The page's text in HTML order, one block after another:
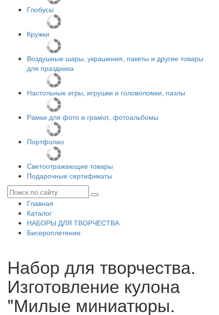
Глобусы
Кружки
Воздушные шары, украшения, пакеты и другие товары
для праздника
Настольные игры, игрушки и головоломки, пазлы
Рамки для фото и грамот, фотоальбомы
Портфолио
Светоотражающие товары
Подарочные сертификаты
Главная
Каталог
НАБОРЫ ДЛЯ ТВОРЧЕСТВА
Бисероплетение
Набор для творчества.
Изготовление кулона
"Милые миниатюры.